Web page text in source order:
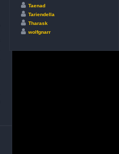
Taenad
Tariendella
Tharask
wolfgnarr